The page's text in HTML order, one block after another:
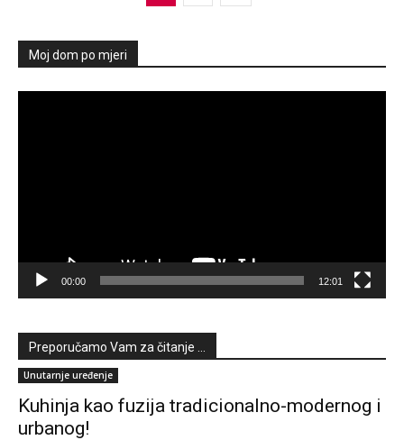
Moj dom po mjeri
00:00 12:01
Preporučamo Vam za čitanje ...
Unutarnje uređenje
Kuhinja kao fuzija tradicionalno-modernog i
urbanog!